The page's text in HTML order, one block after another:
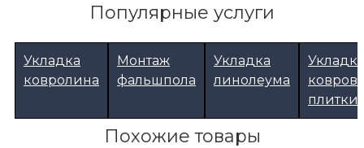
Популярные услуги
Укладка
ковролина
Монтаж
фальшпола
Укладка
линолеума
Укладка
плитки
Похожие товары